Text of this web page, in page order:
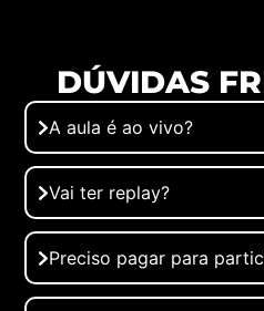
DÚVIDAS
A aula é ao vivo?
Vai ter replay?
Preciso pagar para